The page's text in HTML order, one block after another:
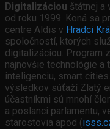
Digitalizáciou štátnej a
od roku 1999. Koná sa
centre Aldis v Hradci
spoločností, ktorých
digitalizáciou. Program
najnovšie technológie a
inteligenciu, smart
výsledkov súťaží Zlatý
účastníkmi sú mnohí
a poslanci parlamentu,
starostovia apod (